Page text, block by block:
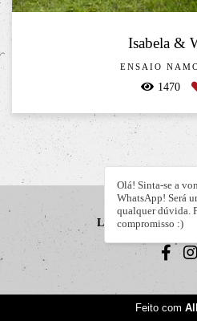
Isabela &
ENSAIO
1470
LIZANDRO JÚNIOR
Olá! Sinta-se a
WhatsApp! Será
qualquer dúvida.
compromisso :)
Feito com